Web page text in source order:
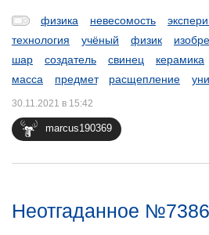
физика невесомость
технология
учёный физик
шар
создатель свинец керамика
масса
предмет расщепление
marcus190369
30.11.2021 в 15:42
Неотгаданное №7386